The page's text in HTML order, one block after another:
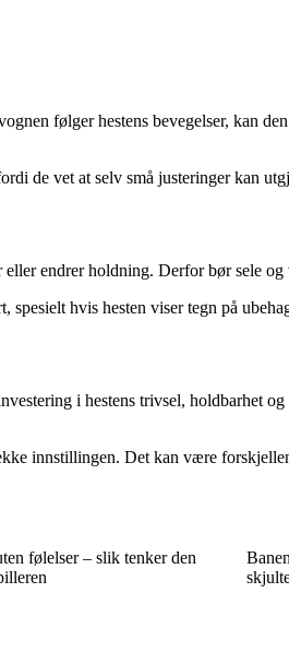
følger hestens bevegelser, kan
de vet at selv små justeringer kan
endrer holdning. Derfor bør sele
hvis hesten viser tegn på
i hestens trivsel, holdbarhet
innstillingen. Det kan være
følelser – slik tenker den